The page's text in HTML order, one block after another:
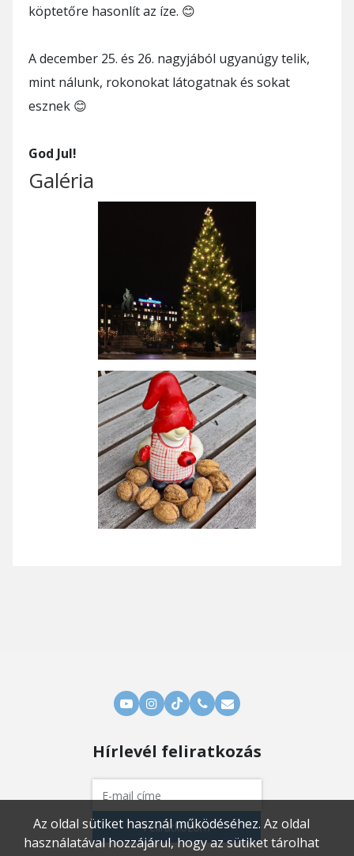
köptetőre hasonlít az íze. 😊
A december 25. és 26. nagyjából ugyanúgy telik,
mint nálunk, rokonokat látogatnak és sokat
esznek 😊
God Jul!
Galéria
Hírlevél feliratkozás
Feliratkozom
Az oldal sütiket használ működéséhez. Az oldal
használatával hozzájárul, hogy az sütiket tárolhat